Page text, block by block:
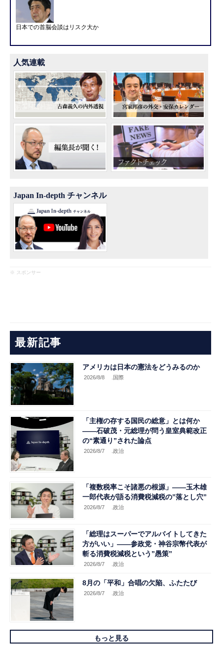
日本での首脳会談はリスク大か
人気連載
Japan In-depth チャンネル
※ スポンサー
最新記事
アメリカは日本の憲法をどうみるのか
2026/8/8 .国際
「主権の存する国民の総意」とは何か
――石破茂・元総理が問う皇室典範改正
の“素通り”された論点
2026/8/7 .政治
「複数税率こそ諸悪の根源」――玉木雄
一郎代表が語る消費税減税の”落とし穴”
2026/8/7 .政治
「総理はスーパーでアルバイトしてきた
方がいい」――参政党・神谷宗幣代表が
斬る消費税減税という”愚策”
2026/8/7 .政治
8月の「平和」合唱の欠陥、ふたたび
2026/8/7 .政治
もっと見る